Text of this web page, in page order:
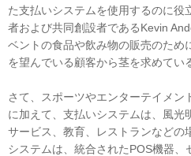
た支払いシステムを使用するのに役
者および共同創設者であるKevin
ベントの食品や飲み物の販売のため
を望んでいる顧客から茎を求めてい
さて、スポーツやエンターテイメン
に加えて、支払いシステムは、風光
サービス、教育、レストランなどの
システムは、統合されたPOS機器